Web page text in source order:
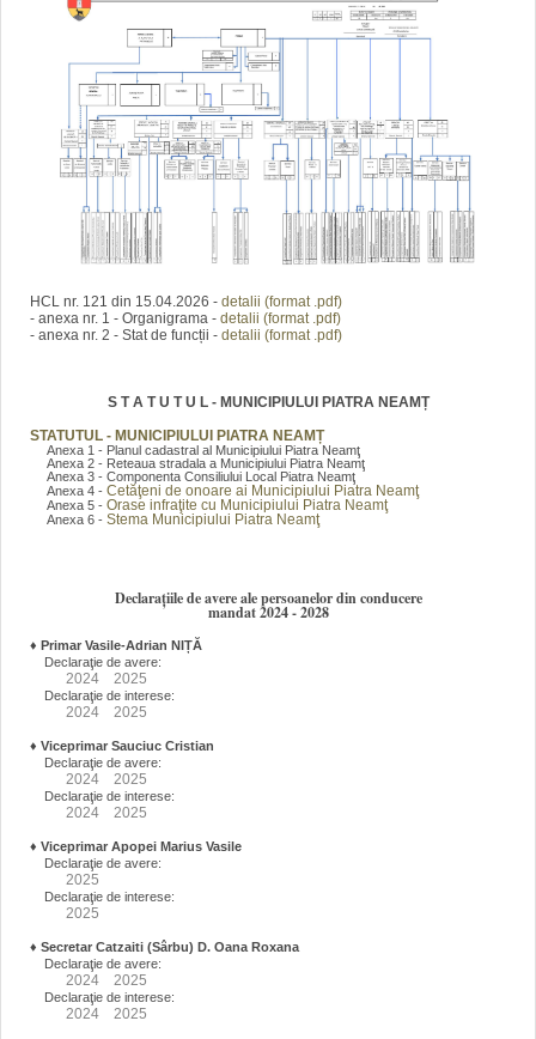
HCL nr. 121 din 15.04.2026 - detalii (format .pdf)
- anexa nr. 1 - Organigrama - detalii (format .pdf)
- anexa nr. 2 - Stat de funcții - detalii (format .pdf)
S T A T U T U L - MUNICIPIULUI PIATRA NEAMȚ
STATUTUL - MUNICIPIULUI PIATRA NEAMȚ
Anexa 1 - Planul cadastral al Municipiului Piatra Neamţ
Anexa 2 - Reteaua stradala a Municipiului Piatra Neamţ
Anexa 3 - Componenta Consiliului Local Piatra Neamţ
Anexa 4 - Cetăţeni de onoare ai Municipiului Piatra Neamţ
Anexa 5 - Orase infraţite cu Municipiului Piatra Neamţ
Anexa 6 - Stema Municipiului Piatra Neamţ
Declarațiile de avere ale persoanelor din conducere
mandat 2024 - 2028
♦ Primar Vasile-Adrian NIȚĂ
Declaraţie de avere:
2024 2025
Declaraţie de interese:
2024 2025
♦ Viceprimar Sauciuc Cristian
Declaraţie de avere:
2024 2025
Declaraţie de interese:
2024 2025
♦ Viceprimar Apopei Marius Vasile
Declaraţie de avere:
2025
Declaraţie de interese:
2025
♦ Secretar Catzaiti (Sârbu) D. Oana Roxana
Declaraţie de avere:
2024 2025
Declaraţie de interese:
2024 2025